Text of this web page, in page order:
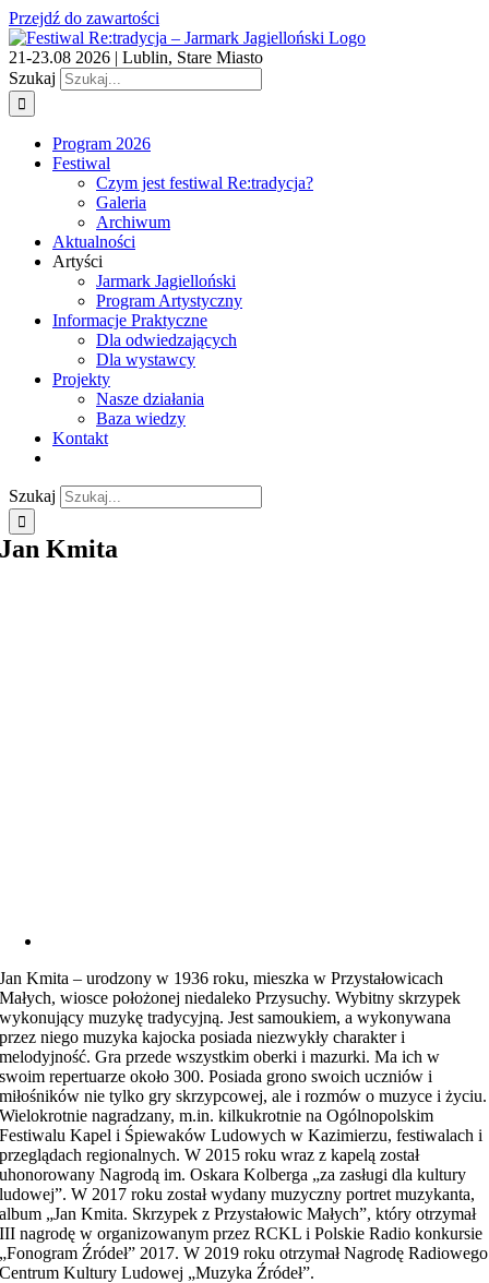
Przejdź do zawartości
21-23.08 2026 | Lublin, Stare Miasto
Szukaj
Program 2026
Festiwal
Czym jest festiwal Re:tradycja?
Galeria
Archiwum
Aktualności
Artyści
Jarmark Jagielloński
Program Artystyczny
Informacje Praktyczne
Dla odwiedzających
Dla wystawcy
Projekty
Nasze działania
Baza wiedzy
Kontakt
Szukaj
Jan Kmita
Jan Kmita – urodzony w 1936 roku, mieszka w Przystałowicach
Małych, wiosce położonej niedaleko Przysuchy. Wybitny skrzypek
wykonujący muzykę tradycyjną. Jest samoukiem, a wykonywana
przez niego muzyka kajocka posiada niezwykły charakter i
melodyjność. Gra przede wszystkim oberki i mazurki. Ma ich w
swoim repertuarze około 300. Posiada grono swoich uczniów i
miłośników nie tylko gry skrzypcowej, ale i rozmów o muzyce i życiu.
Wielokrotnie nagradzany, m.in. kilkukrotnie na Ogólnopolskim
Festiwalu Kapel i Śpiewaków Ludowych w Kazimierzu, festiwalach i
przeglądach regionalnych. W 2015 roku wraz z kapelą został
uhonorowany Nagrodą im. Oskara Kolberga „za zasługi dla kultury
ludowej”. W 2017 roku został wydany muzyczny portret muzykanta,
album „Jan Kmita. Skrzypek z Przystałowic Małych”, który otrzymał
III nagrodę w organizowanym przez RCKL i Polskie Radio konkursie
„Fonogram Źródeł” 2017. W 2019 roku otrzymał Nagrodę Radiowego
Centrum Kultury Ludowej „Muzyka Źródeł”.